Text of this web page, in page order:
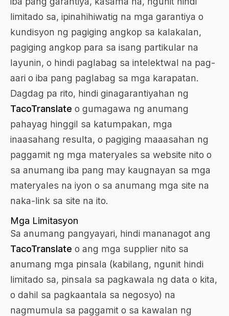
limitado sa, ipinahihiwatig na mga garantiya o
kundisyon ng pagiging angkop sa kalakalan,
pagiging angkop para sa isang partikular na
layunin, o hindi paglabag sa intelektwal na pag-
aari o iba pang paglabag sa mga karapatan.
Dagdag pa rito, hindi ginagarantiyahan ng
TacoTranslate o gumagawa ng anumang
pahayag hinggil sa katumpakan, mga
inaasahang resulta, o pagiging maaasahan ng
paggamit ng mga materyales sa website nito o
sa anumang iba pang may kaugnayan sa mga
materyales na iyon o sa anumang mga site na
naka-link sa site na ito.
Mga Limitasyon
Sa anumang pangyayari, hindi mananagot ang
TacoTranslate o ang mga supplier nito sa
anumang mga pinsala (kabilang, ngunit hindi
limitado sa, pinsala sa pagkawala ng data o kita,
o dahil sa pagkaantala sa negosyo) na
nagmumula sa paggamit o sa kawalan ng